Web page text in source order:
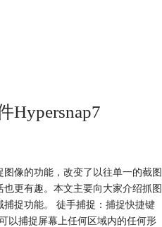
Hypersnap7
图像的功能，改变了以往单一的截图
更有趣。本文主要向大家介绍抓图
捉功能。 徒手捕捉： 捕捉快捷键
以捕捉屏幕上任何区域内的任何形